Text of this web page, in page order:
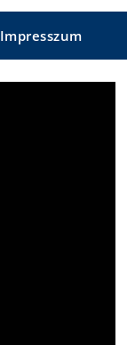
Impresszum